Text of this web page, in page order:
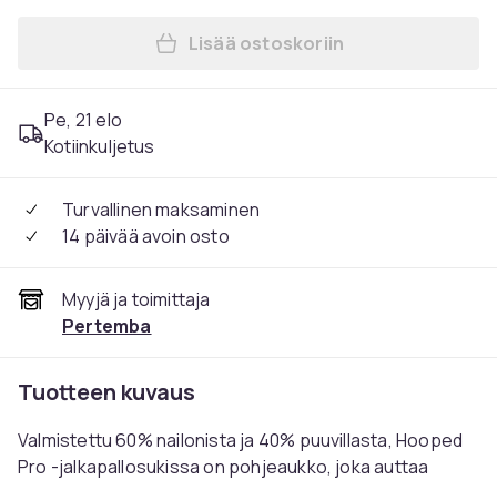
Lisää Precision Unisex
Lisää ostoskoriin
Pe, 21 elo
Kotiinkuljetus
Turvallinen maksaminen
14 päivää avoin osto
Myyjä ja toimittaja
Pertemba
Tuotteen kuvaus
Valmistettu 60% nailonista ja 40% puuvillasta, Hooped
Pro -jalkapallosukissa on pohjeaukko, joka auttaa